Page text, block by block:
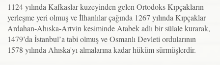
1124 yılında Kafkaslar kuzeyinden gelen Ortodoks Kıpçakların
yerleşme yeri olmuş ve İlhanlılar çağında 1267 yılında Kıpçaklar
Ardahan-Ahıska-Artvin kesiminde Atabek adlı bir sülale kurarak,
1479’da İstanbul’a tabi olmuş ve Osmanlı Devleti ordularının
1578 yılında Ahıska'yı almalarına kadar hüküm sürmüşlerdir.